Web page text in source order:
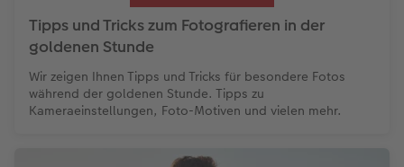
Tipps und Tricks zum Fotografieren in der
goldenen Stunde
Wir zeigen Ihnen Tipps und Tricks für besondere Fotos
während der goldenen Stunde. Tipps zu
Kameraeinstellungen, Foto-Motiven und vielen mehr.